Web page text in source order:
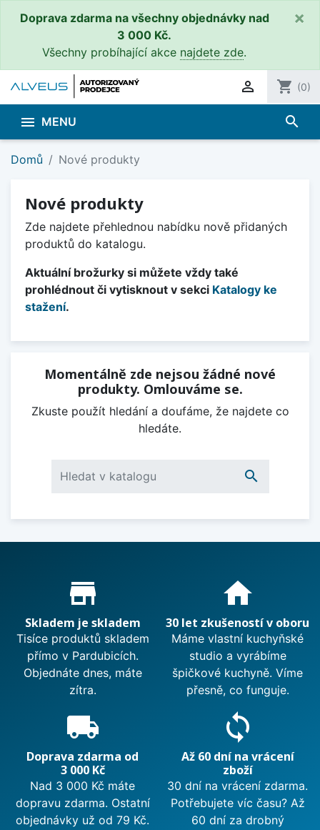
Doprava zdarma na všechny objednávky nad
3 000 Kč.
Všechny probíhající akce najdete zde.
×
 shopping_cart (0)
 MENU search
Domů Nové produkty
Nové produkty
Zde najdete přehlednou nabídku nově přidaných
produktů do katalogu.
Aktuální brožurky si můžete vždy také
prohlédnout či vytisknout v sekci Katalogy ke
stažení.
Momentálně zde nejsou žádné nové
produkty. Omlouváme se.
Zkuste použít hledání a doufáme, že najdete co
hledáte.

Proč nakupovat u nás?
store_mall_directory
Skladem je skladem
Tisíce produktů skladem
přímo v Pardubicích.
Objednáte dnes, máte
zítra.
home
30 let zkušeností v oboru
Máme vlastní kuchyňské
studio a vyrábíme
špičkové kuchyně. Víme
přesně, co funguje.
local_shipping
Doprava zdarma od
3 000 Kč
Nad 3 000 Kč máte
dopravu zdarma. Ostatní
objednávky už od 79 Kč.
sync
Až 60 dní na vrácení
zboží
30 dní na vrácení zdarma.
Potřebujete víc času? Až
60 dní za drobný